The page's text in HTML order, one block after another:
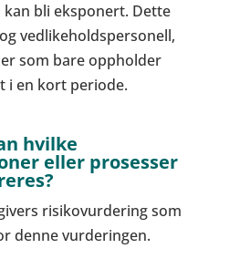
bli eksponert. Dette
vedlikeholdspersonell,
som bare oppholder
i en kort periode.
hvilke
eller prosesser
risikovurdering som
denne vurderingen.